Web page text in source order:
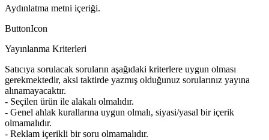
Aydınlatma metni içeriği.
ButtonIcon
Yayınlanma Kriterleri
Satıcıya sorulacak soruların aşağıdaki kriterlere uygun olması
gerekmektedir, aksi taktirde yazmış olduğunuz sorularınız yayına
alınamayacaktır.
- Seçilen ürün ile alakalı olmalıdır.
- Genel ahlak kurallarına uygun olmalı, siyasi/yasal bir içerik
olmamalıdır.
- Reklam içerikli bir soru olmamalıdır.